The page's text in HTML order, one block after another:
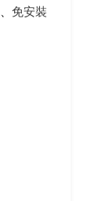
、 免安裝